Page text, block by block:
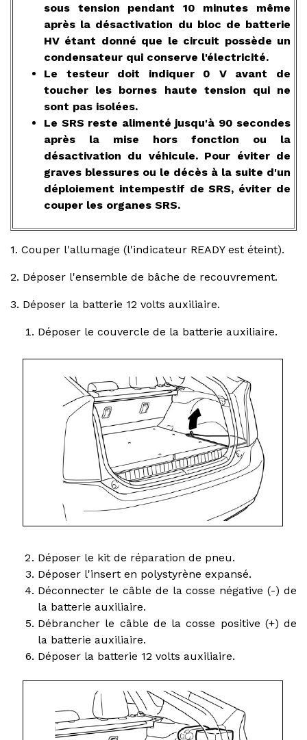
sous tension pendant 10 minutes même
après la désactivation du bloc de batterie
HV étant donné que le circuit possède un
condensateur qui conserve l'électricité.
Le testeur doit indiquer 0 V avant de
toucher les bornes haute tension qui ne
sont pas isolées.
Le SRS reste alimenté jusqu'à 90 secondes
après la mise hors fonction ou la
désactivation du véhicule. Pour éviter de
graves blessures ou le décès à la suite d'un
déploiement intempestif de SRS, éviter de
couper les organes SRS.
1. Couper l'allumage (l'indicateur READY est éteint).
2. Déposer l'ensemble de bâche de recouvrement.
3. Déposer la batterie 12 volts auxiliaire.
Déposer le couvercle de la batterie auxiliaire.
Déposer le kit de réparation de pneu.
Déposer l'insert en polystyrène expansé.
Déconnecter le câble de la cosse négative (-) de
la batterie auxiliaire.
Débrancher le câble de la cosse positive (+) de
la batterie auxiliaire.
Déposer la batterie 12 volts auxiliaire.